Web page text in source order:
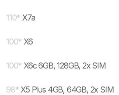
110* X7a
100* X6
100* X6c 6GB, 128GB, 2x SIM
98* X5 Plus 4GB, 64GB, 2x SIM